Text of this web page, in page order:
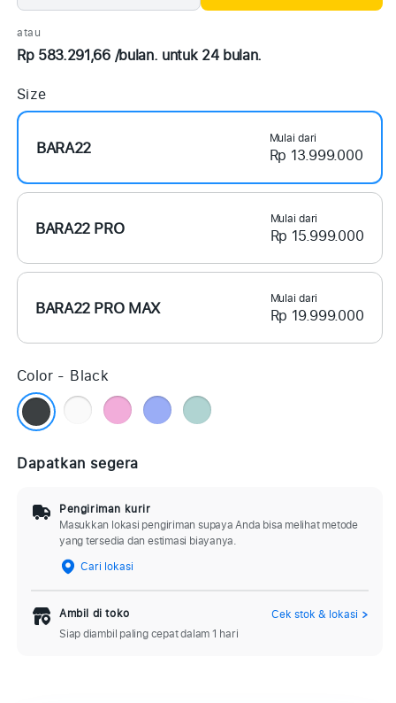
atau
Rp 583.291,66 /bulan. untuk 24 bulan.
Size
BARA22 Mulai dari
Rp 13.999.000
BARA22 PRO Mulai dari
Rp 15.999.000
BARA22 PRO MAX Mulai dari
Rp 19.999.000
Color - Black
Dapatkan segera
Pengiriman kurir
Masukkan lokasi pengiriman supaya Anda bisa melihat metode
yang tersedia dan estimasi biayanya.
Cari lokasi
Ambil di toko
Cek stok & lokasi
Siap diambil paling cepat dalam 1 hari